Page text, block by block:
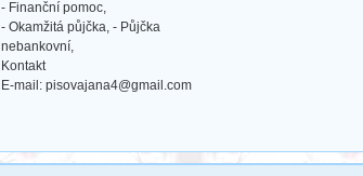
- Finanční pomoc,
- Okamžitá půjčka, - Půjčka
nebankovní,
Kontakt
E-mail: pisovajana4@gmail.com